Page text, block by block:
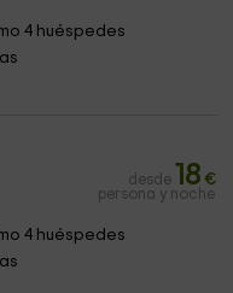
4 huéspedes
desde 18 €
persona y noche
4 huéspedes